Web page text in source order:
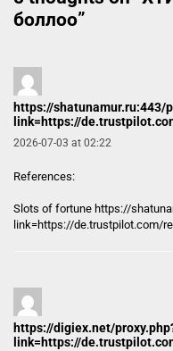
боллоо”
https://shatunamur.ru:443/
link=https://
2026-07-03 at 02:22
References:
Slots of fortune https://
link=https://de.trustpilot.com/
https://digiex.net/
link=https://